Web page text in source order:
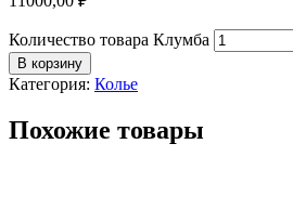
Количество товара Клумба
В корзину
Категория: Колье
Похожие товары